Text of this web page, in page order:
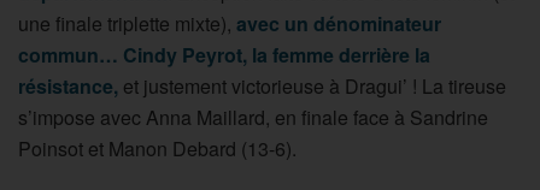
une finale triplette mixte), avec un dénominateur
commun… Cindy Peyrot, la femme derrière la
résistance, et justement victorieuse à Dragui’ ! La tireuse
s’impose avec Anna Maillard, en finale face à Sandrine
Poinsot et Manon Debard (13-6).